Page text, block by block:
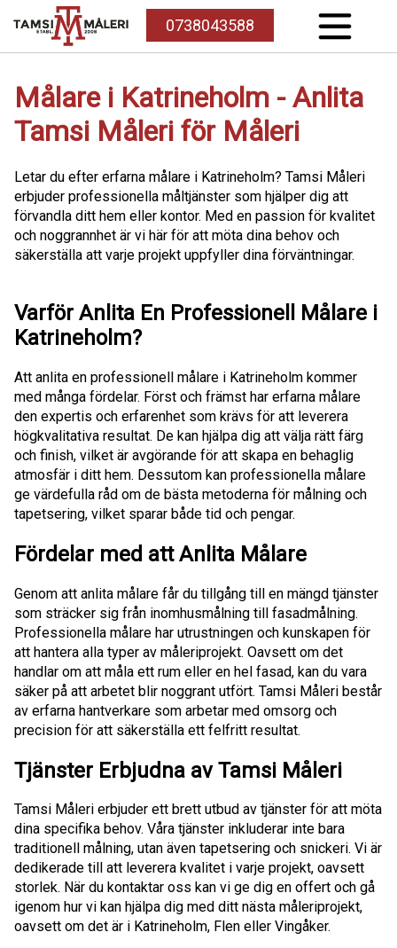
0738043588
Målare i Katrineholm - Anlita
Tamsi Måleri för Måleri
Letar du efter erfarna målare i Katrineholm? Tamsi Måleri
erbjuder professionella måltjänster som hjälper dig att
förvandla ditt hem eller kontor. Med en passion för kvalitet
och noggrannhet är vi här för att möta dina behov och
säkerställa att varje projekt uppfyller dina förväntningar.
Varför Anlita En Professionell Målare i
Katrineholm?
Att anlita en professionell målare i Katrineholm kommer
med många fördelar. Först och främst har erfarna målare
den expertis och erfarenhet som krävs för att leverera
högkvalitativa resultat. De kan hjälpa dig att välja rätt färg
och finish, vilket är avgörande för att skapa en behaglig
atmosfär i ditt hem. Dessutom kan professionella målare
ge värdefulla råd om de bästa metoderna för målning och
tapetsering, vilket sparar både tid och pengar.
Fördelar med att Anlita Målare
Genom att anlita målare får du tillgång till en mängd tjänster
som sträcker sig från inomhusmålning till fasadmålning.
Professionella målare har utrustningen och kunskapen för
att hantera alla typer av måleriprojekt. Oavsett om det
handlar om att måla ett rum eller en hel fasad, kan du vara
säker på att arbetet blir noggrant utfört. Tamsi Måleri består
av erfarna hantverkare som arbetar med omsorg och
precision för att säkerställa ett felfritt resultat.
Tjänster Erbjudna av Tamsi Måleri
Tamsi Måleri erbjuder ett brett utbud av tjänster för att möta
dina specifika behov. Våra tjänster inkluderar inte bara
traditionell målning, utan även tapetsering och snickeri. Vi är
dedikerade till att leverera kvalitet i varje projekt, oavsett
storlek. När du kontaktar oss kan vi ge dig en offert och gå
igenom hur vi kan hjälpa dig med ditt nästa måleriprojekt,
oavsett om det är i Katrineholm, Flen eller Vingåker.